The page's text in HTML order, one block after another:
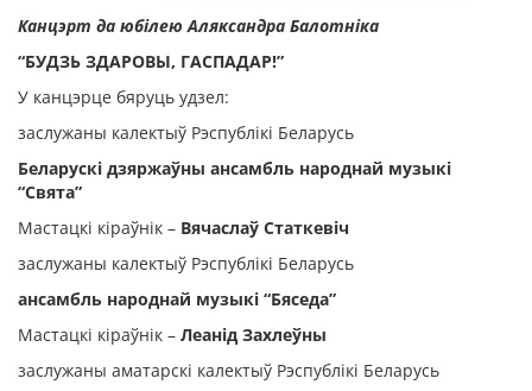
Канцэрт да юбілею Аляксандра Балотніка
“БУДЗЬ ЗДАРОВЫ, ГАСПАДАР!”
У канцэрце бяруць удзел:
заслужаны калектыў Рэспублікі Беларусь
Беларускі дзяржаўны ансамбль народнай музыкі
“Свята”
Мастацкі кіраўнік – Вячаслаў Статкевіч
заслужаны калектыў Рэспублікі Беларусь
ансамбль народнай музыкі “Бяседа”
Мастацкі кіраўнік – Леанід Захлеўны
заслужаны аматарскі калектыў Рэспублікі Беларусь